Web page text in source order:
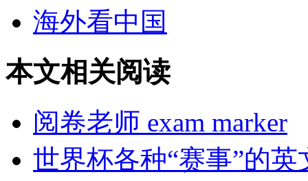
海外看中国
本文相关阅读
阅卷老师 exam marker
世界杯各种“赛事”的英